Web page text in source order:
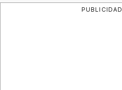
PUBLICIDAD